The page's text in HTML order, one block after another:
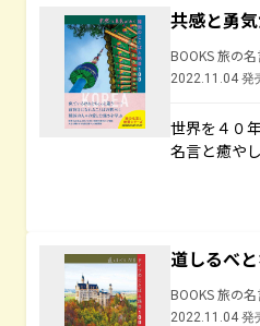
共感と勇
BOOKS 旅の
2022.11.04 発
世界を４０
名言と癒や
道しるべ
BOOKS 旅の
2022.11.04 発